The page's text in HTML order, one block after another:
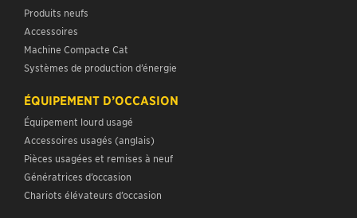
Produits neufs
Accessoires
Machine Compacte Cat
Systèmes de production d’énergie
ÉQUIPEMENT D’OCCASION
Équipement lourd usagé
Accessoires usagés (anglais)
Pièces usagées et remises à neuf
Génératrices d’occasion
Chariots élévateurs d’occasion